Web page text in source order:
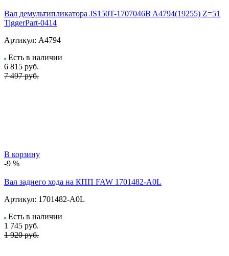
Вал демультипликатора JS150T-1707046B A4794(19255) Z=51
TiggerPart-0414
Артикул: A4794
Есть в наличии
6 815 руб.
7 497 руб.
В корзину
-9 %
Вал заднего хода на КПП FAW 1701482-A0L
Артикул: 1701482-A0L
Есть в наличии
1 745 руб.
1 920 руб.